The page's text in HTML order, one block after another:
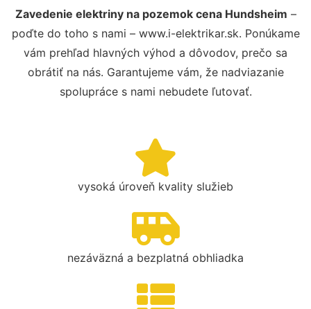
Zavedenie elektriny na pozemok cena Hundsheim –
poďte do toho s nami – www.i-elektrikar.sk. Ponúkame
vám prehľad hlavných výhod a dôvodov, prečo sa
obrátiť na nás. Garantujeme vám, že nadviazanie
spolupráce s nami nebudete ľutovať.
vysoká úroveň kvality služieb
nezáväzná a bezplatná obhliadka